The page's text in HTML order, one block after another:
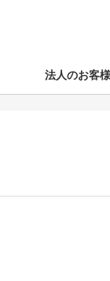
法人のお客様